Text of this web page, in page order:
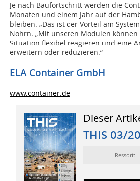
Je nach Baufortschritt werden die
Monaten und einem Jahr auf der
bleiben. „Das ist der Vorteil am
Nohrn. „Mit unseren Modulen
Situation flexibel reagieren und eine
erweitern oder reduzieren.“
ELA Container GmbH
www.container.de
Dieser
THIS 03/
Ressort: